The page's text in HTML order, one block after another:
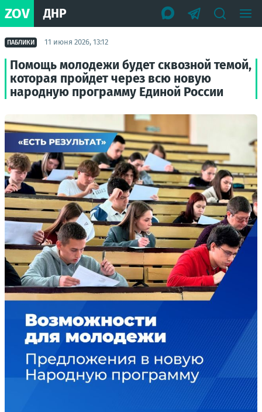
ZOV ДНР
ПАБЛИКИ 11 июня 2026, 13:12
Помощь молодежи будет сквозной темой,
которая пройдет через всю новую
народную программу Единой России